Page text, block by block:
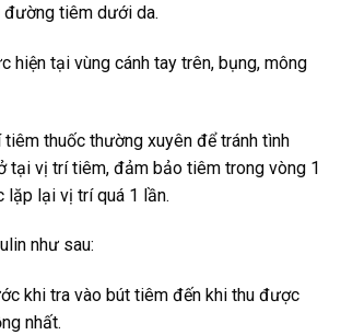
tiêm dưới da.
hiện tại vùng cánh tay trên, bụng, mông
thuốc thường xuyên để tránh tình
tại vị trí tiêm, đảm bảo tiêm trong vòng 1
lặp lại vị trí quá 1 lần.
như sau:
khi tra vào bút tiêm đến khi thu được
nhất.